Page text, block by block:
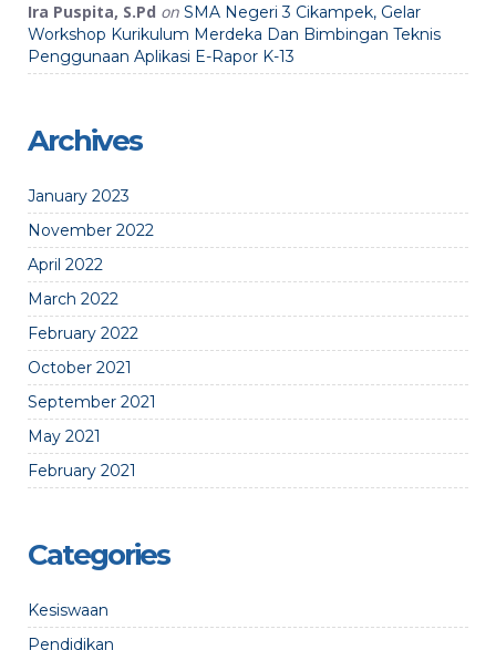
Ira Puspita, S.Pd on SMA Negeri 3 Cikampek, Gelar
Workshop Kurikulum Merdeka Dan Bimbingan Teknis
Penggunaan Aplikasi E-Rapor K-13
Archives
January 2023
November 2022
April 2022
March 2022
February 2022
October 2021
September 2021
May 2021
February 2021
Categories
Kesiswaan
Pendidikan